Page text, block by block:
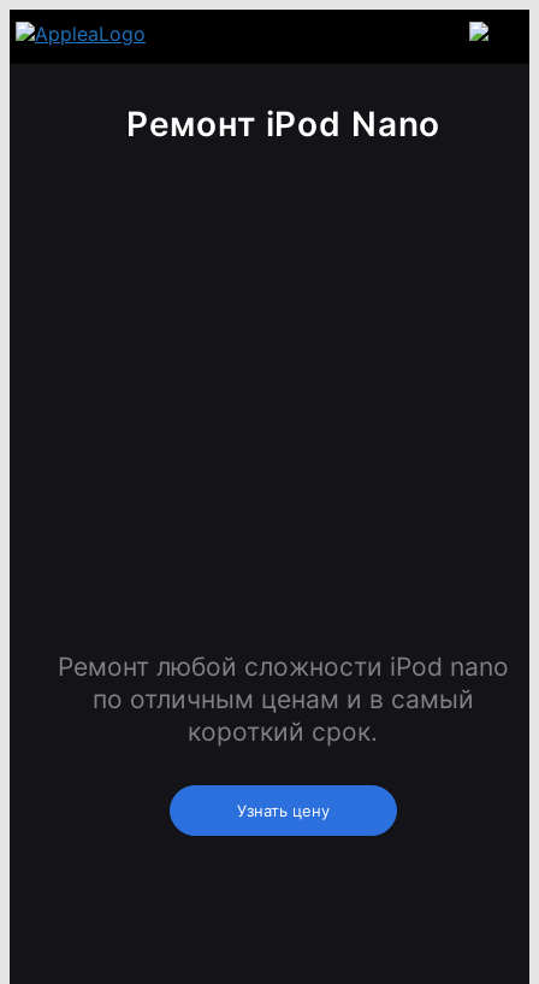
Ремонт iPod Nano
Ремонт любой сложности iPod nano
по отличным ценам и в самый
короткий срок.
Узнать цену